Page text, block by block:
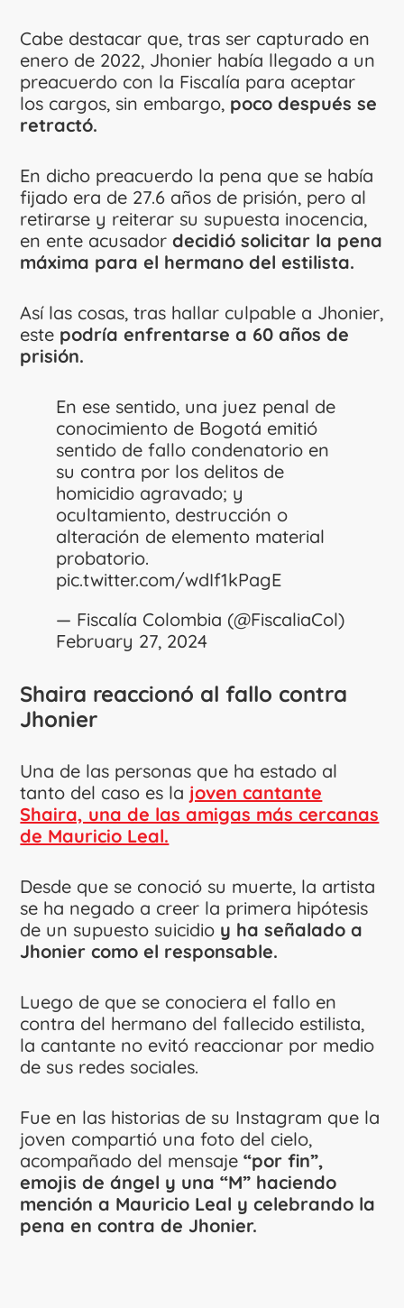
Cabe destacar que, tras ser capturado en
enero de 2022, Jhonier había llegado a un
preacuerdo con la Fiscalía para aceptar
los cargos, sin embargo, poco después se
retractó.
En dicho preacuerdo la pena que se había
fijado era de 27.6 años de prisión, pero al
retirarse y reiterar su supuesta inocencia,
en ente acusador decidió solicitar la pena
máxima para el hermano del estilista.
Así las cosas, tras hallar culpable a Jhonier,
este podría enfrentarse a 60 años de
prisión.
En ese sentido, una juez penal de
conocimiento de Bogotá emitió
sentido de fallo condenatorio en
su contra por los delitos de
homicidio agravado; y
ocultamiento, destrucción o
alteración de elemento material
probatorio.
pic.twitter.com/wdIf1kPagE
— Fiscalía Colombia (@FiscaliaCol)
February 27, 2024
Shaira reaccionó al fallo contra
Jhonier
Una de las personas que ha estado al
tanto del caso es la joven cantante
Shaira, una de las amigas más cercanas
de Mauricio Leal.
Desde que se conoció su muerte, la artista
se ha negado a creer la primera hipótesis
de un supuesto suicidio y ha señalado a
Jhonier como el responsable.
Luego de que se conociera el fallo en
contra del hermano del fallecido estilista,
la cantante no evitó reaccionar por medio
de sus redes sociales.
Fue en las historias de su Instagram que la
joven compartió una foto del cielo,
acompañado del mensaje “por fin”,
emojis de ángel y una “M” haciendo
mención a Mauricio Leal y celebrando la
pena en contra de Jhonier.